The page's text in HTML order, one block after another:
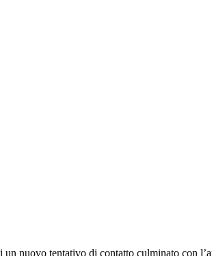
nuovo tentativo di contatto culminato con